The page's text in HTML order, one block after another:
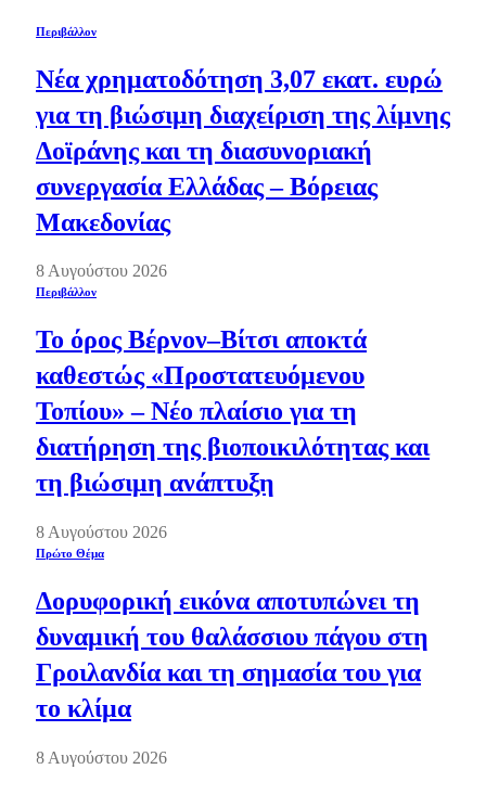
Περιβάλλον
Νέα χρηματοδότηση 3,07 εκατ. ευρώ
για τη βιώσιμη διαχείριση της λίμνης
Δοϊράνης και τη διασυνοριακή
συνεργασία Ελλάδας – Βόρειας
Μακεδονίας
8 Αυγούστου 2026
Περιβάλλον
Το όρος Βέρνον–Βίτσι αποκτά
καθεστώς «Προστατευόμενου
Τοπίου» – Νέο πλαίσιο για τη
διατήρηση της βιοποικιλότητας και
τη βιώσιμη ανάπτυξη
8 Αυγούστου 2026
Πρώτο Θέμα
Δορυφορική εικόνα αποτυπώνει τη
δυναμική του θαλάσσιου πάγου στη
Γροιλανδία και τη σημασία του για
το κλίμα
8 Αυγούστου 2026